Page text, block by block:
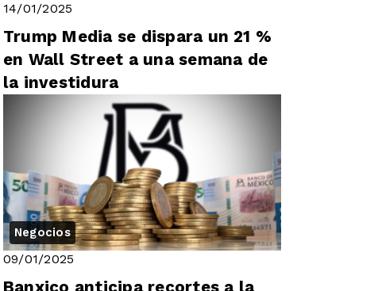
14/01/2025
Trump Media se dispara un 21 %
en Wall Street a una semana de
la investidura
Negocios
09/01/2025